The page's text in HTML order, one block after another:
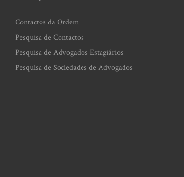
Contactos da Ordem
Pesquisa de Contactos
Pesquisa de Advogados Estagiários
Pesquisa de Sociedades de Advogados